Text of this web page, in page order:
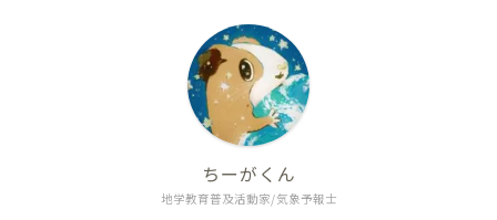
地学教育普及活動家/気象予報士
ちーがくん